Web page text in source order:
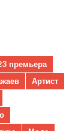
премьера
Артист